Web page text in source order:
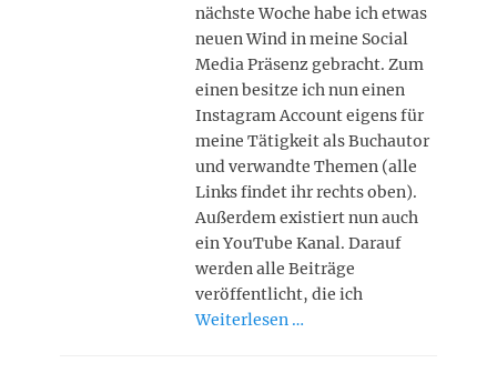
nächste Woche habe ich etwas
neuen Wind in meine Social
Media Präsenz gebracht. Zum
einen besitze ich nun einen
Instagram Account eigens für
meine Tätigkeit als Buchautor
und verwandte Themen (alle
Links findet ihr rechts oben).
Außerdem existiert nun auch
ein YouTube Kanal. Darauf
werden alle Beiträge
veröffentlicht, die ich
Weiterlesen …